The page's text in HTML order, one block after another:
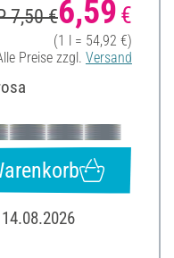
7,50 €6,59 €
(1 l = 54,92 €)
Preise zzgl. Versand